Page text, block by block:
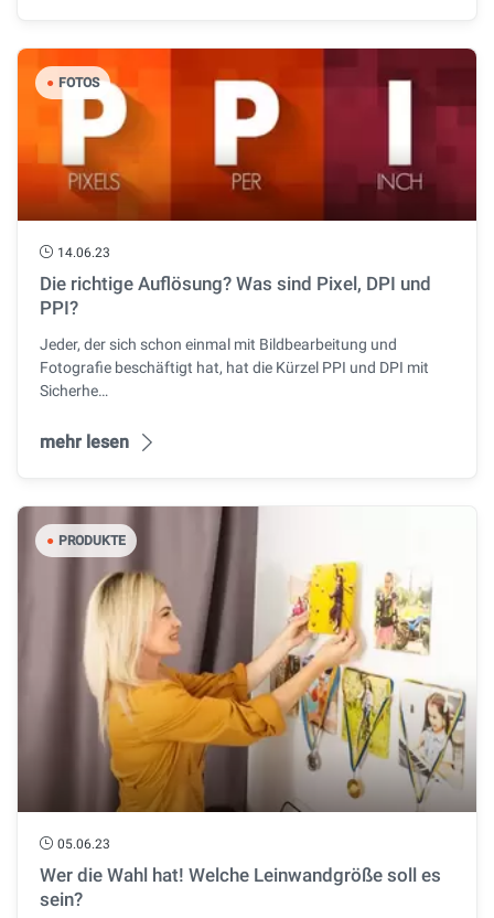
● FOTOS
14.06.23
Die richtige Auflösung? Was sind Pixel, DPI und
PPI?
Jeder, der sich schon einmal mit Bildbearbeitung und
Fotografie beschäftigt hat, hat die Kürzel PPI und DPI mit
Sicherhe…
mehr lesen
● PRODUKTE
05.06.23
Wer die Wahl hat! Welche Leinwandgröße soll es
sein?